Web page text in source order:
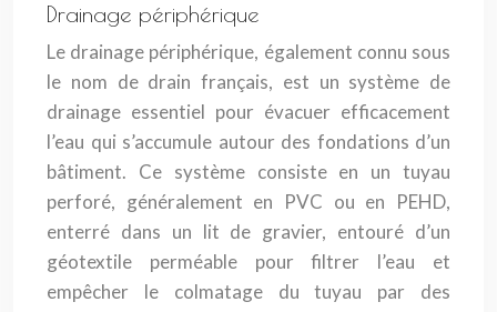
Drainage périphérique
Le drainage périphérique, également connu sous
le nom de drain français, est un système de
drainage essentiel pour évacuer efficacement
l’eau qui s’accumule autour des fondations d’un
bâtiment. Ce système consiste en un tuyau
perforé, généralement en PVC ou en PEHD,
enterré dans un lit de gravier, entouré d’un
géotextile perméable pour filtrer l’eau et
empêcher le colmatage du tuyau par des